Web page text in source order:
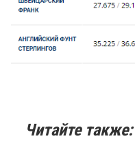
Читайте также: